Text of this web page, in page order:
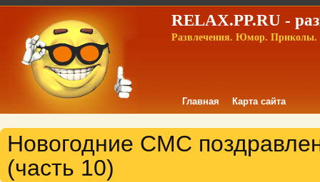
RELAX.PP.RU -
Развлечения. Юмор. Приколы.
Главная Карта сайта
Новогодние СМС
(часть 10)